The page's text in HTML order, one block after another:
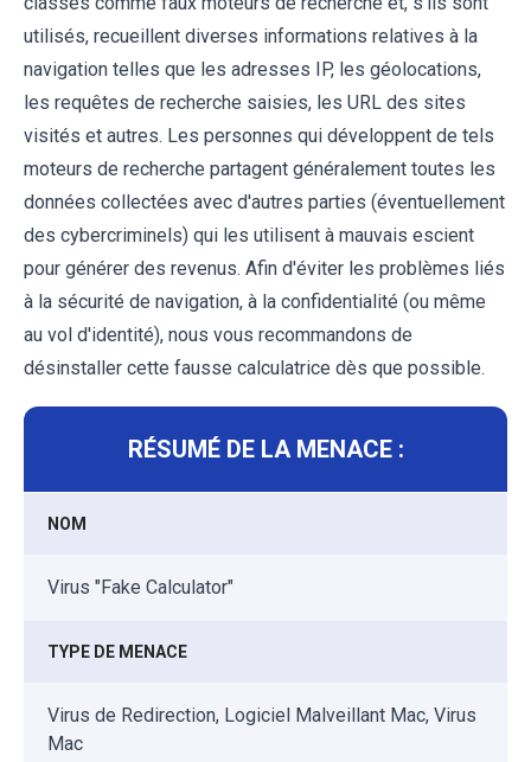
utilisés, recueillent diverses informations relatives à la
navigation telles que les adresses IP, les géolocations,
les requêtes de recherche saisies, les URL des sites
visités et autres. Les personnes qui développent de tels
moteurs de recherche partagent généralement toutes les
données collectées avec d'autres parties (éventuellement
des cybercriminels) qui les utilisent à mauvais escient
pour générer des revenus. Afin d'éviter les problèmes liés
à la sécurité de navigation, à la confidentialité (ou même
au vol d'identité), nous vous recommandons de
désinstaller cette fausse calculatrice dès que possible.
RÉSUMÉ DE LA MENACE :
NOM
Virus "Fake Calculator"
TYPE DE MENACE
Virus de Redirection, Logiciel Malveillant Mac, Virus
Mac